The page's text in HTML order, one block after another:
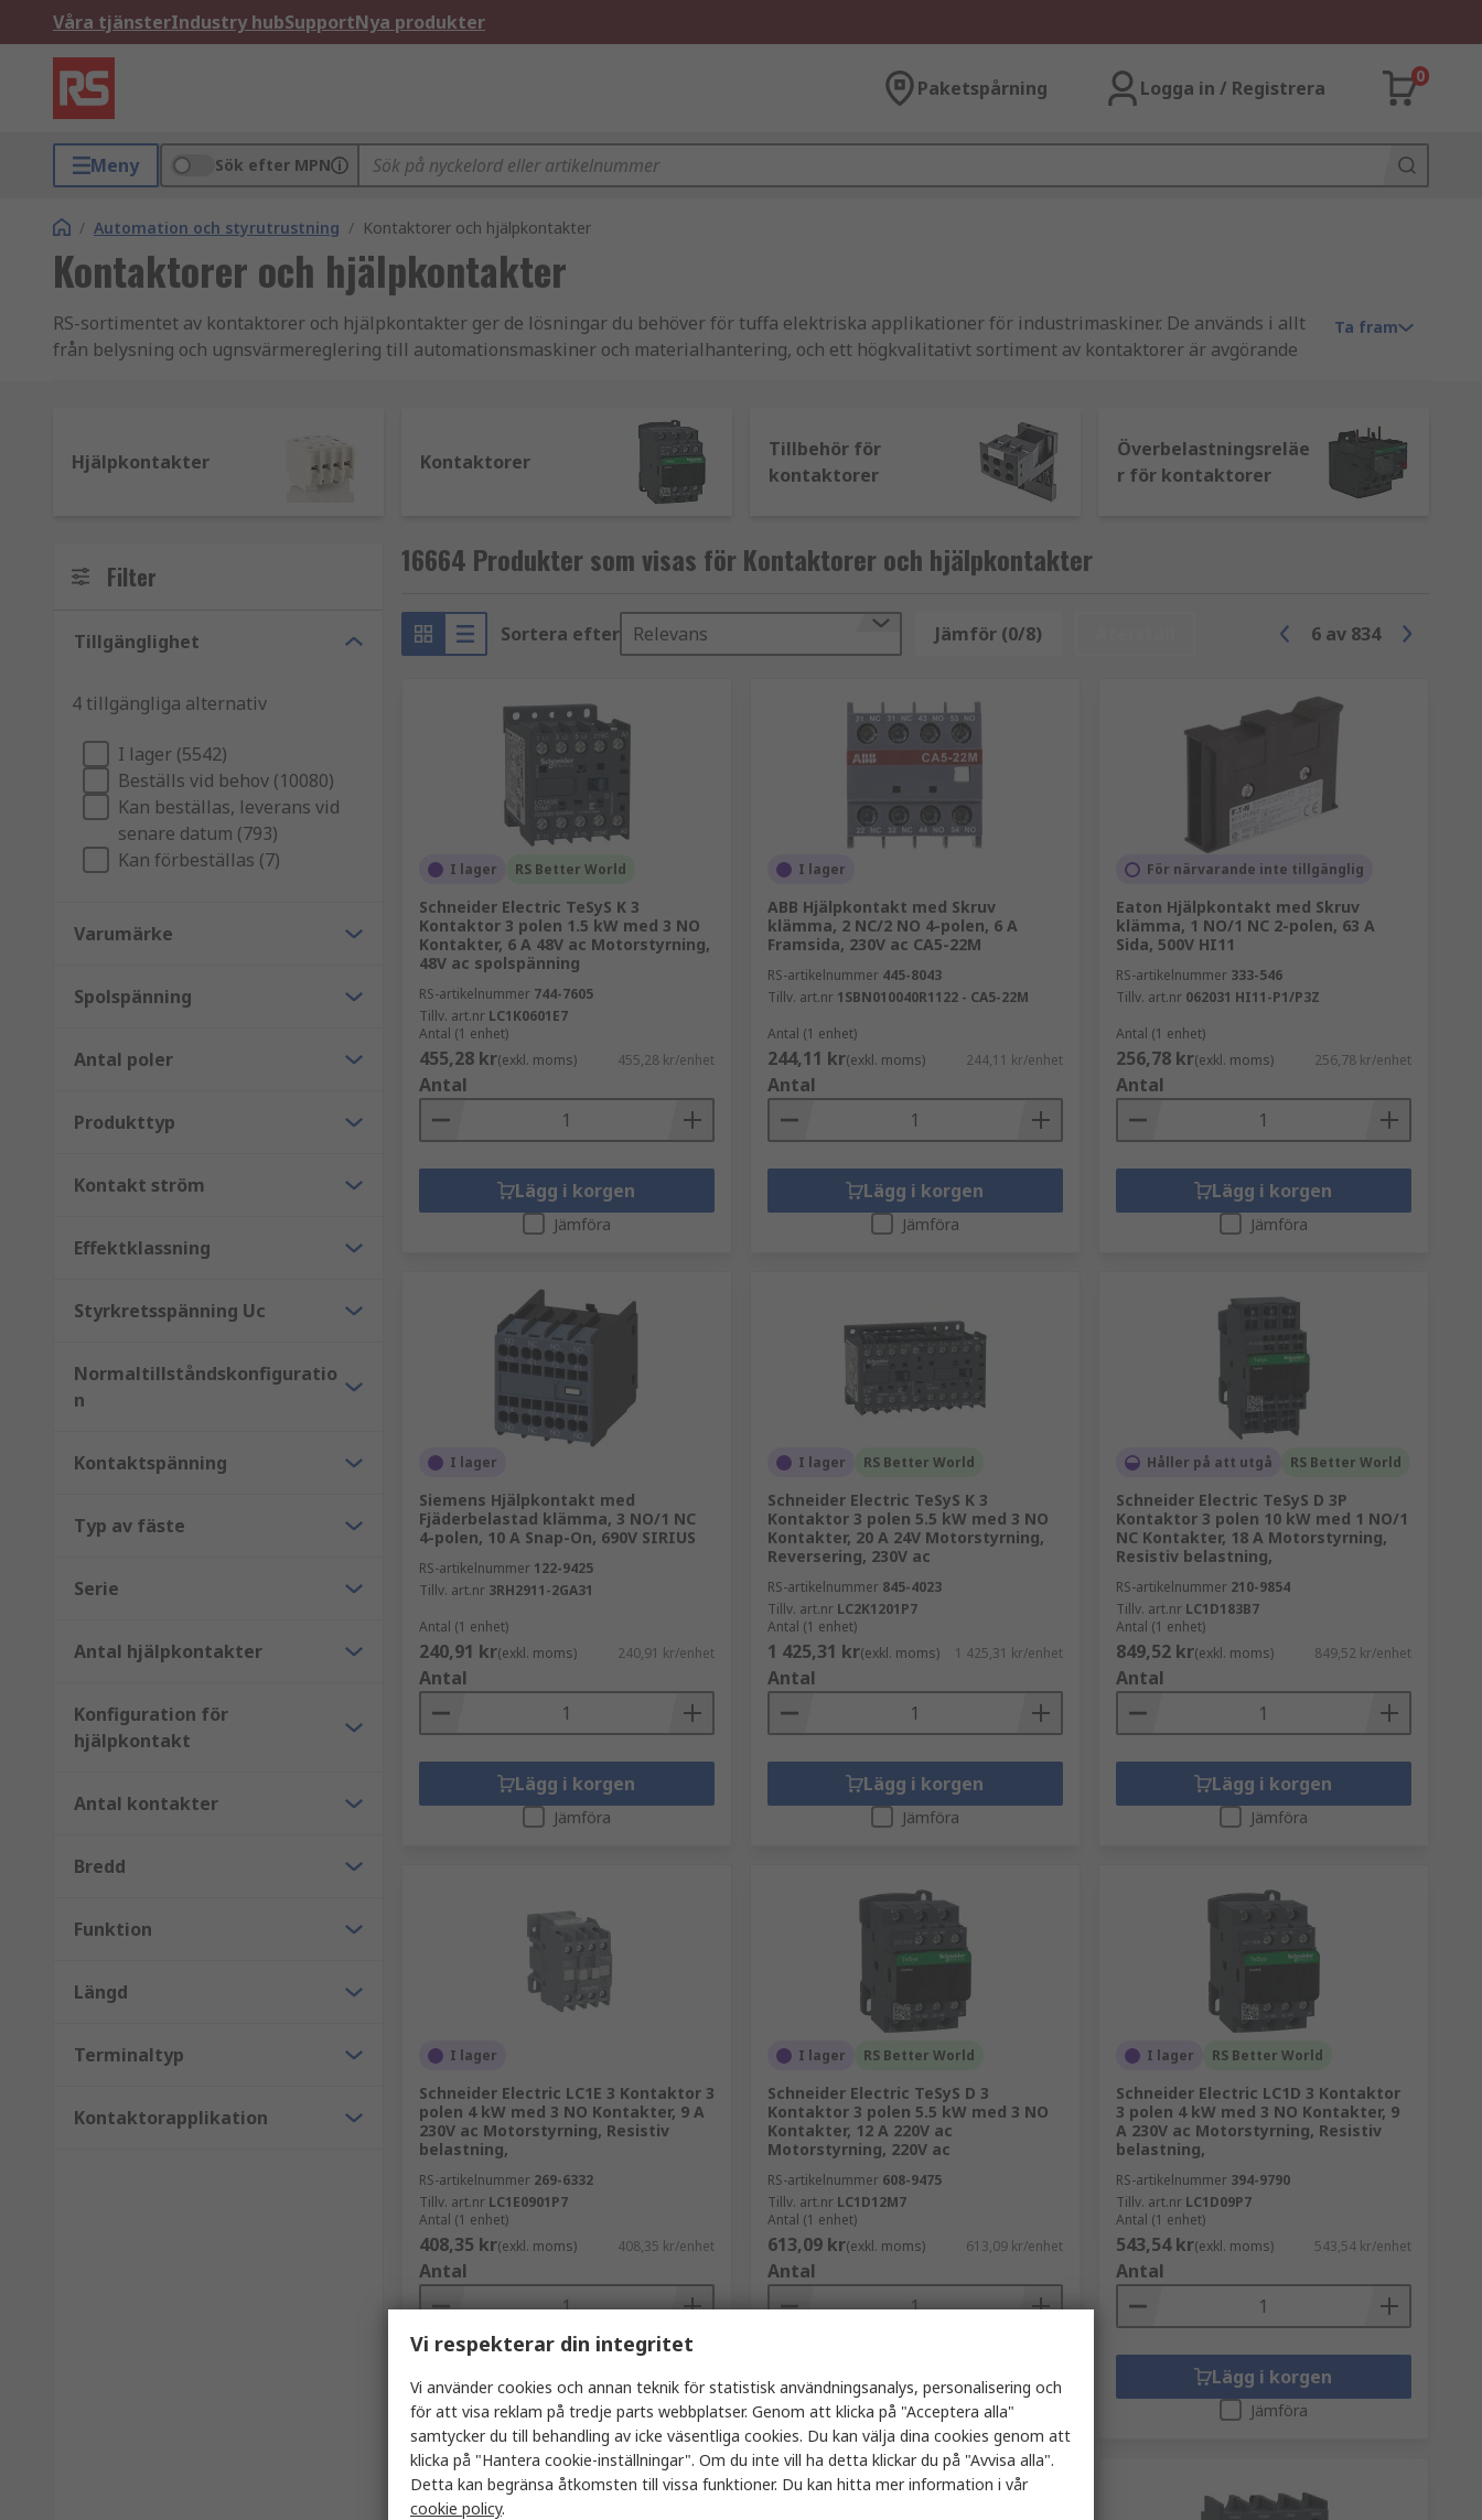
Våra tjänsterIndustry hubSupportNya produkter
Paketspårning Logga in / Registrera
0
Meny Sök efter MPN
/ Automation och styrutrustning / Kontaktorer och hjälpkontakter
Kontaktorer och hjälpkontakter
RS-sortimentet av kontaktorer och hjälpkontakter ger de lösningar du behöver för tuffa elektriska applikationer för industrimaskiner. De används i allt
från belysning och ugnsvärmereglering till automationsmaskiner och materialhantering, och ett högkvalitativt sortiment av kontaktorer är avgörande
Välja rätt kontaktor för dig
Kontaktorer liknar reläer på så sätt att de fungerar som fjärrströmbrytare, men är specifikt utformade för högströmstillämpningar inom krafthantering.
brytfunktion är de vanligtvis konfigurerade för specifika förhållanden.
Oavsett om du behöver en kontaktor för en startmotor eller som en del av en mer komplex kraftstyrningsenhet finns det ett antal viktiga faktorer att ta
hänsyn till när du gör ditt val. Variabler som AC-nummer, spolspänning och effektklassningar måste alla observeras för att säkerställa att kontaktorn är
kompatibel med den avsedda enheten eller systemet. Det är också viktigt att kontrollera om kontaktorn är certifierad enligt lämpliga industriella
Även om de kan användas som fristående hårdvarukontrollutrustning som tryckknappsregulatorer, är hjälpkontakter vanligtvis interna komponenter i
en kontaktor och används för att reducera strömstyrkan i högspänningstillämpningar. Ett sortiment av hjälpkontakter finns tillgängligt för att
komplettera din kontaktorlösning
Ta fram
Hjälpkontakter Kontaktorer
Tillbehör för
kontaktorer
Överbelastningsreläe
r för kontaktorer
Filter
Tillgänglighet
4 tillgängliga alternativ
I lager (5542)
Beställs vid behov (10080)
Kan beställas, leverans vid
senare datum (793)
Kan förbeställas (7)
Varumärke
Spolspänning
Antal poler
Produkttyp
Kontakt ström
Effektklassning
Styrkretsspänning Uc
Normaltillståndskonfiguratio
n
Kontaktspänning
Typ av fäste
Serie
Antal hjälpkontakter
Konfiguration för
hjälpkontakt
Antal kontakter
Bredd
Funktion
Längd
Terminaltyp
Kontaktorapplikation
16664 Produkter som visas för Kontaktorer och hjälpkontakter
Sortera efter Relevans Jämför (0/8) 6 av 834
I lager RS Better World
Schneider Electric TeSyS K 3
Kontaktor 3 polen 1.5 kW med 3 NO
Kontakter, 6 A 48V ac Motorstyrning,
48V ac spolspänning
RS-artikelnummer 744-7605
Tillv. art.nr LC1K0601E7
Antal (1 enhet)
455,28 kr(exkl. moms) 455,28 kr/enhet
Antal
Lägg i korgen
Jämföra
I lager
ABB Hjälpkontakt med Skruv
klämma, 2 NC/2 NO 4-polen, 6 A
Framsida, 230V ac CA5-22M
RS-artikelnummer 445-8043
Tillv. art.nr 1SBN010040R1122 - CA5-22M
Antal (1 enhet)
244,11 kr(exkl. moms) 244,11 kr/enhet
Antal
Lägg i korgen
Jämföra
För närvarande inte tillgänglig
Eaton Hjälpkontakt med Skruv
klämma, 1 NO/1 NC 2-polen, 63 A
Sida, 500V HI11
RS-artikelnummer 333-546
Tillv. art.nr 062031 HI11-P1/P3Z
Antal (1 enhet)
256,78 kr(exkl. moms) 256,78 kr/enhet
Antal
Lägg i korgen
Jämföra
I lager
Siemens Hjälpkontakt med
Fjäderbelastad klämma, 3 NO/1 NC
4-polen, 10 A Snap-On, 690V SIRIUS
RS-artikelnummer 122-9425
Tillv. art.nr 3RH2911-2GA31
Antal (1 enhet)
240,91 kr(exkl. moms) 240,91 kr/enhet
Antal
Lägg i korgen
Jämföra
I lager RS Better World
Schneider Electric TeSyS K 3
Kontaktor 3 polen 5.5 kW med 3 NO
Kontakter, 20 A 24V Motorstyrning,
Reversering, 230V ac
RS-artikelnummer 845-4023
Tillv. art.nr LC2K1201P7
Antal (1 enhet)
1 425,31 kr(exkl. moms) 1 425,31 kr/enhet
Antal
Lägg i korgen
Jämföra
Håller på att utgå RS Better World
Schneider Electric TeSyS D 3P
Kontaktor 3 polen 10 kW med 1 NO/1
NC Kontakter, 18 A Motorstyrning,
Resistiv belastning,
RS-artikelnummer 210-9854
Tillv. art.nr LC1D183B7
Antal (1 enhet)
849,52 kr(exkl. moms) 849,52 kr/enhet
Antal
Lägg i korgen
Jämföra
I lager
Schneider Electric LC1E 3 Kontaktor 3
polen 4 kW med 3 NO Kontakter, 9 A
230V ac Motorstyrning, Resistiv
belastning,
RS-artikelnummer 269-6332
Tillv. art.nr LC1E0901P7
Antal (1 enhet)
408,35 kr(exkl. moms) 408,35 kr/enhet
Antal
Lägg i korgen
Jämföra
I lager RS Better World
Schneider Electric TeSyS D 3
Kontaktor 3 polen 5.5 kW med 3 NO
Kontakter, 12 A 220V ac
Motorstyrning, 220V ac
RS-artikelnummer 608-9475
Tillv. art.nr LC1D12M7
Antal (1 enhet)
613,09 kr(exkl. moms) 613,09 kr/enhet
Antal
Lägg i korgen
Jämföra
I lager RS Better World
Schneider Electric LC1D 3 Kontaktor
3 polen 4 kW med 3 NO Kontakter, 9
A 230V ac Motorstyrning, Resistiv
belastning,
RS-artikelnummer 394-9790
Tillv. art.nr LC1D09P7
Antal (1 enhet)
543,54 kr(exkl. moms) 543,54 kr/enhet
Antal
Lägg i korgen
Jämföra
Vi respekterar din integritet
Vi använder cookies och annan teknik för statistisk användningsanalys, personalisering och
för att visa reklam på tredje parts webbplatser. Genom att klicka på "Acceptera alla"
samtycker du till behandling av icke väsentliga cookies. Du kan välja dina cookies genom att
klicka på "Hantera cookie-inställningar". Om du inte vill ha detta klickar du på "Avvisa alla".
Detta kan begränsa åtkomsten till vissa funktioner. Du kan hitta mer information i vår
cookie policy.